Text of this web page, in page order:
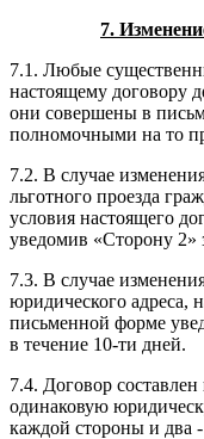
7. Из
7.1. Любые
настоящему договору
они совершены в
полномочными на то
7.2. В случае
льготного проезда
условия настоящего
уведомив «Сторону 2»
7.3. В случае
юридического адреса,
письменной форме
в течение 10-ти дней.
7.4. Договор
одинаковую
каждой стороны и два